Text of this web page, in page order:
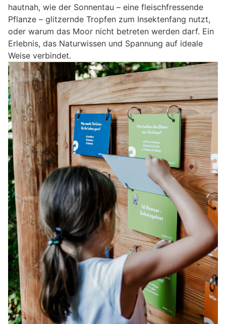
hautnah, wie der Sonnentau – eine fleischfressende
Pflanze – glitzernde Tropfen zum Insektenfang nutzt,
oder warum das Moor nicht betreten werden darf. Ein
Erlebnis, das Naturwissen und Spannung auf ideale
Weise verbindet.